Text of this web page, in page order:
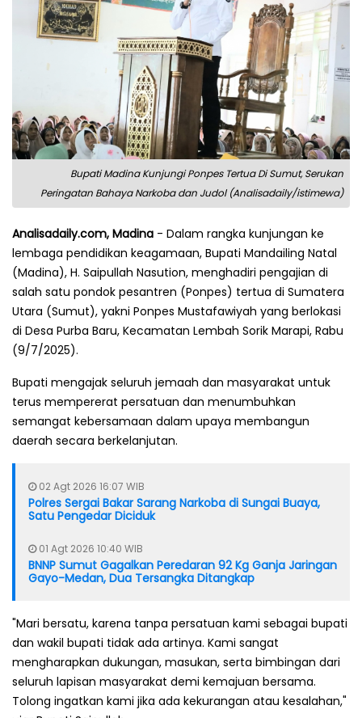
Bupati Madina Kunjungi Ponpes Tertua Di Sumut, Serukan
Peringatan Bahaya Narkoba dan Judol (Analisadaily/istimewa)
Analisadaily.com, Madina - Dalam rangka kunjungan ke
lembaga pendidikan keagamaan, Bupati Mandailing Natal
(Madina), H. Saipullah Nasution, menghadiri pengajian di
salah satu pondok pesantren (Ponpes) tertua di Sumatera
Utara (Sumut), yakni Ponpes Mustafawiyah yang berlokasi
di Desa Purba Baru, Kecamatan Lembah Sorik Marapi, Rabu
(9/7/2025).
Bupati mengajak seluruh jemaah dan masyarakat untuk
terus mempererat persatuan dan menumbuhkan
semangat kebersamaan dalam upaya membangun
daerah secara berkelanjutan.
02 Agt 2026 16:07 WIB
Polres Sergai Bakar Sarang Narkoba di Sungai Buaya,
Satu Pengedar Diciduk
01 Agt 2026 10:40 WIB
BNNP Sumut Gagalkan Peredaran 92 Kg Ganja Jaringan
Gayo-Medan, Dua Tersangka Ditangkap
"Mari bersatu, karena tanpa persatuan kami sebagai bupati
dan wakil bupati tidak ada artinya. Kami sangat
mengharapkan dukungan, masukan, serta bimbingan dari
seluruh lapisan masyarakat demi kemajuan bersama.
Tolong ingatkan kami jika ada kekurangan atau kesalahan,"